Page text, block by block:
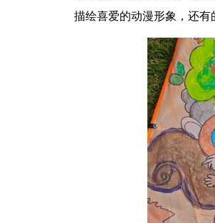
描绘喜爱的动漫形象，还